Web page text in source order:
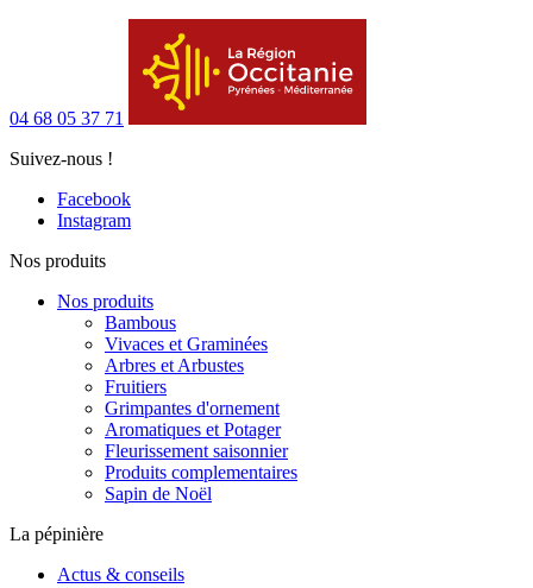
04 68 05 37 71
Suivez-nous !
Facebook
Instagram
Nos produits
Nos produits
Bambous
Vivaces et Graminées
Arbres et Arbustes
Fruitiers
Grimpantes d'ornement
Aromatiques et Potager
Fleurissement saisonnier
Produits complementaires
Sapin de Noël
La pépinière
Actus & conseils